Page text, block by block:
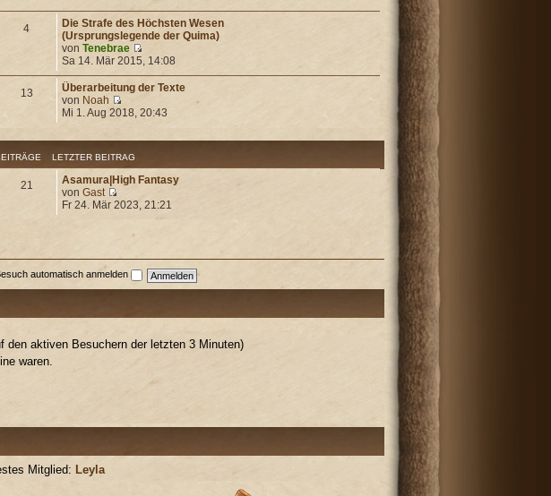
4
Die Strafe des Höchsten Wesen
(Ursprungslegende der Quima)
vonTenebrae
Sa 14. Mär 2015, 14:08
13
Überarbeitung der Texte
von Noah
Mi 1. Aug 2018, 20:43
LETZTER BEITRAG
21
Asamura|High Fantasy
vonGast
Fr 24. Mär 2023, 21:21
automatisch anmelden
den aktiven Besuchern der letzten 3 Minuten)
waren.
Mitglied: Leyla